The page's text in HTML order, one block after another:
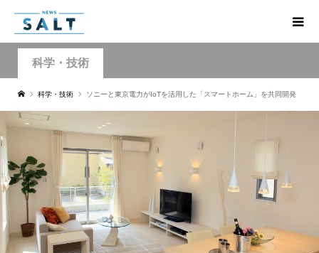
科学・技術
科学・技術 ソニーと東京電力がIoTを活用した「スマートホーム」を共同開発